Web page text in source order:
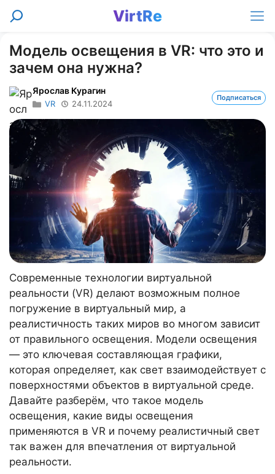
Перейти
VirtRe
Поиск
Модель освещения в VR: что это и
зачем она нужна?
Ярослав Курагин
VR 24.11.2024
Подписаться
Современные технологии виртуальной
реальности (VR) делают возможным полное
погружение в виртуальный мир, а
реалистичность таких миров во многом зависит
от правильного освещения. Модели освещения
— это ключевая составляющая графики,
которая определяет, как свет взаимодействует с
поверхностями объектов в виртуальной среде.
Давайте разберём, что такое модель
освещения, какие виды освещения
применяются в VR и почему реалистичный свет
так важен для впечатления от виртуальной
реальности.